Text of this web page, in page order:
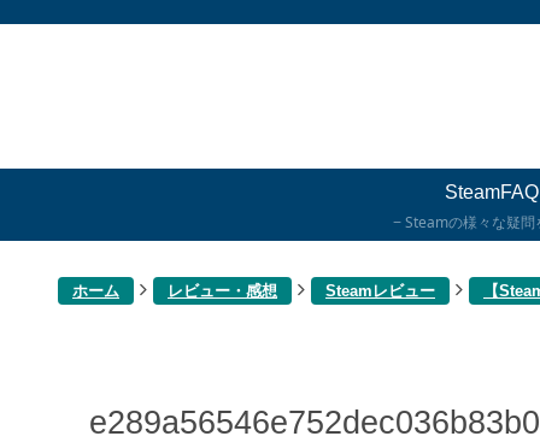
SteamFAQ
Steamの様々な疑問
ホーム レビュー・感想 Steamレビュー 【